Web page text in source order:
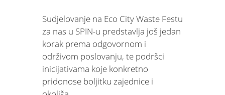
Sudjelovanje na Eco City Waste Festu
za nas u SPIN-u predstavlja još jedan
korak prema odgovornom i
održivom poslovanju, te podršci
inicijativama koje konkretno
pridonose boljitku zajednice i